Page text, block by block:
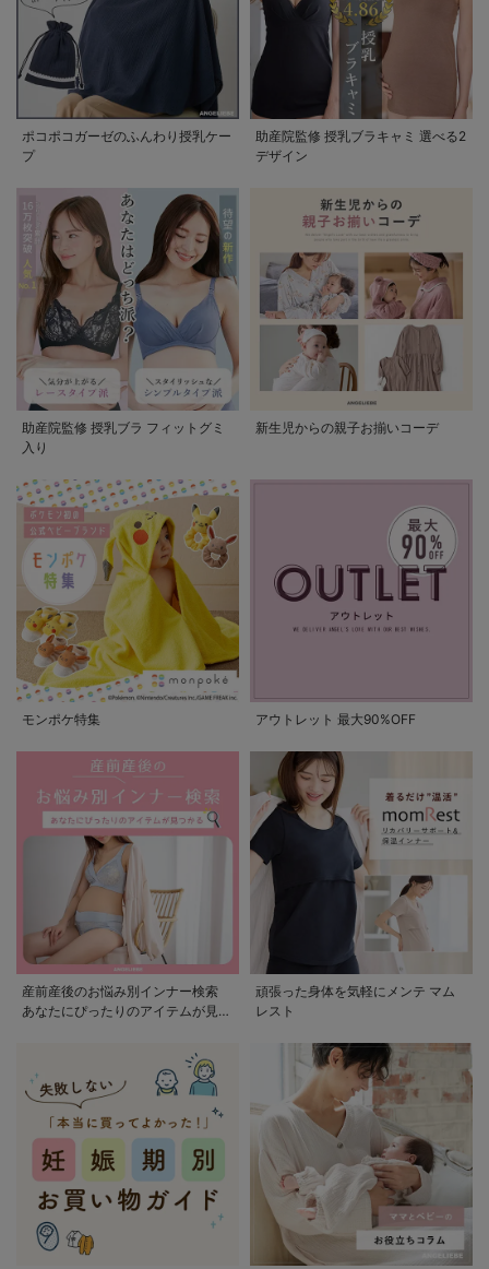
ポコポコガーゼのふんわり授乳ケー
プ
助産院監修 授乳ブラキャミ 選べる2
デザイン
助産院監修 授乳ブラ フィットグミ
入り
新生児からの親子お揃いコーデ
モンポケ特集 アウトレット 最大90%OFF
産前産後のお悩み別インナー検索
あなたにぴったりのアイテムが見つ
頑張った身体を気軽にメンテ マム
レスト